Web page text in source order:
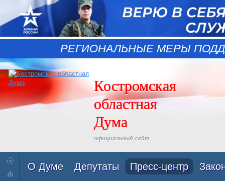
РЕГИОНАЛЬНЫЕ МЕРЫ
Костромская
областная
Дума
официальный сайт
О Думе Депутаты Пресс-центр